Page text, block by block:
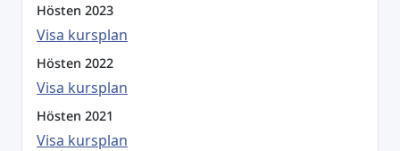
Hösten 2023
Visa kursplan
Hösten 2022
Visa kursplan
Hösten 2021
Visa kursplan